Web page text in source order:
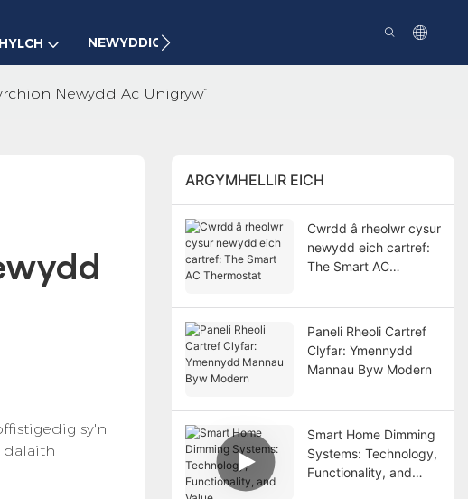
NEWYDDION:
Newydd Ac Unigryw”
sy'n
dalaith
ARGYMHELLIR EICH
Cwrdd â rheolwr cysur
newydd eich cartref:
The Smart AC
Paneli Rheoli Cartref
Clyfar: Ymennydd
Mannau Byw Modern
Smart Home Dimming
Systems: Technology,
Functionality, and